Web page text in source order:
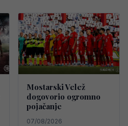
Mostarski Velež
dogovorio ogromno
pojačanje
07/08/2026